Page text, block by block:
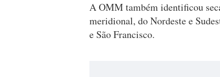
A OMM também identificou
meridional, do Nordeste e
e São Francisco.